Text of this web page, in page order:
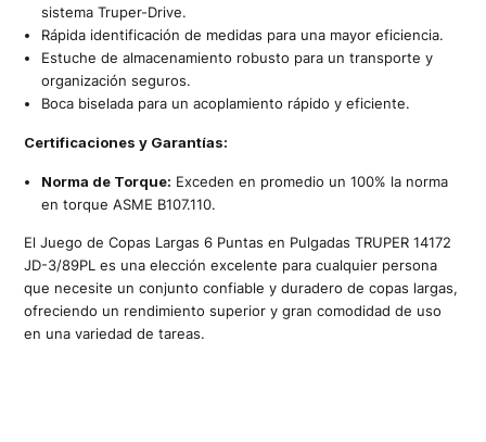
sistema Truper-Drive.
Rápida identificación de medidas para una mayor eficiencia.
Estuche de almacenamiento robusto para un transporte y
organización seguros.
Boca biselada para un acoplamiento rápido y eficiente.
Certificaciones y Garantías:
Norma de Torque: Exceden en promedio un 100% la norma
en torque ASME B107.110.
El Juego de Copas Largas 6 Puntas en Pulgadas TRUPER 14172
JD-3/89PL es una elección excelente para cualquier persona
que necesite un conjunto confiable y duradero de copas largas,
ofreciendo un rendimiento superior y gran comodidad de uso
en una variedad de tareas.